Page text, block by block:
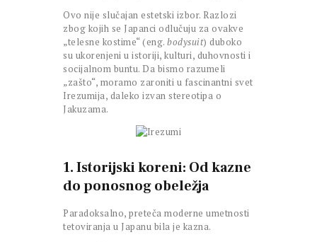
Ovo nije slučajan estetski izbor. Razlozi
zbog kojih se Japanci odlučuju za ovakve
„telesne kostime“ (eng. bodysuit) duboko
su ukorenjeni u istoriji, kulturi, duhovnosti i
socijalnom buntu. Da bismo razumeli
„zašto“, moramo zaroniti u fascinantni svet
Irezumija, daleko izvan stereotipa o
Jakuzama.
1. Istorijski koreni: Od kazne
do ponosnog obeležja
Paradoksalno, preteča moderne umetnosti
tetoviranja u Japanu bila je kazna.